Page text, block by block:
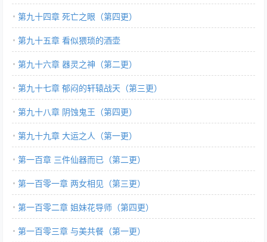
第九十四章 死亡之眼（第四更）
第九十五章 看似猥琐的酒壶
第九十六章 器灵之神（第二更）
第九十七章 郁闷的轩辕战天（第三更）
第九十八章 阴蚀鬼王（第四更）
第九十九章 大运之人（第一更）
第一百章 三件仙器而已（第二更）
第一百零一章 两女相见（第三更）
第一百零二章 姐妹花导师（第四更）
第一百零三章 与美共餐（第一更）